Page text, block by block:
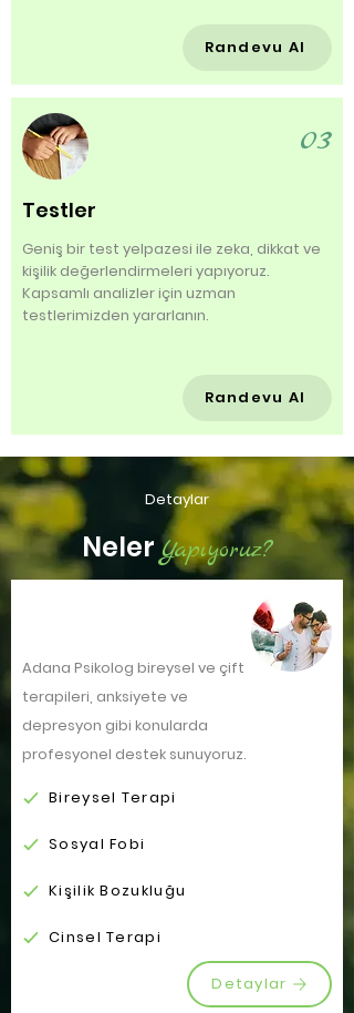
Randevu Al
03
Testler
Geniş bir test yelpazesi ile zeka, dikkat ve
kişilik değerlendirmeleri yapıyoruz.
Kapsamlı analizler için uzman
testlerimizden yararlanın.
Randevu Al
Detaylar
Neler Yapıyoruz?
Adana Psikolog bireysel ve çift
terapileri, anksiyete ve
depresyon gibi konularda
profesyonel destek sunuyoruz.
Bireysel Terapi
Sosyal Fobi
Kişilik Bozukluğu
Cinsel Terapi
Detaylar